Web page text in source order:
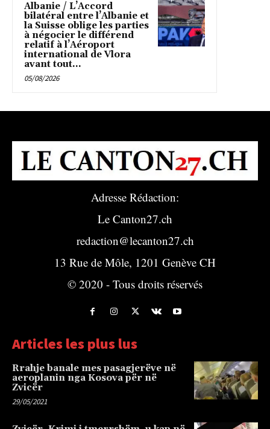
Albanie / L’Accord
bilatéral entre l’Albanie et
la Suisse oblige les parties
à négocier le différend
relatif à l’Aéroport
international de Vlora
avant tout...
05/08/2026
Adresse Rédaction:
Le Canton27.ch
redaction@lecanton27.ch
13 Rue de Môle, 1201 Genève CH
© 2020 - Tous droits réservés
Articles les plus lus
Rrahje banale mes pasagjerëve në
aeroplanin nga Kosova për në
Zvicër
29/05/2021